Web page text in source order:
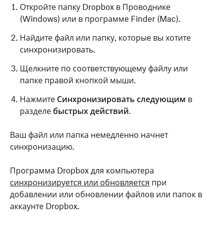
Откройте папку Dropbox в Проводнике
(Windows) или в программе Finder (Mac).
Найдите файл или папку, которые вы хотите
синхронизировать.
Щелкните по соответствующему файлу или
папке правой кнопкой мыши.
Нажмите Синхронизировать следующим в
разделе быстрых действий.
Ваш файл или папка немедленно начнет
синхронизацию.
Программа Dropbox для компьютера
синхронизируется или обновляется при
добавлении или обновлении файлов или папок в
аккаунте Dropbox.